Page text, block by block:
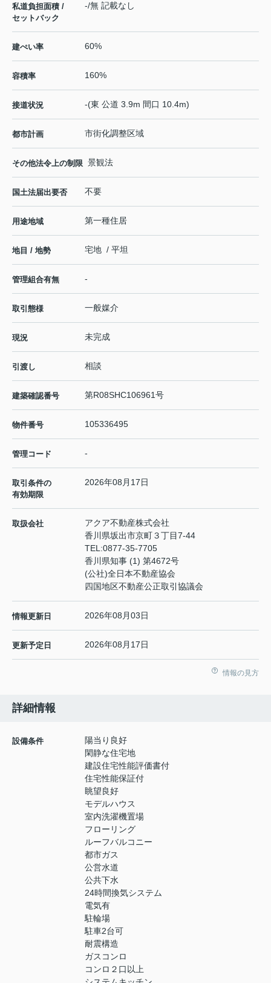
私道負担面積 /
セットバック
-/無 記載なし
建ぺい率 60%
容積率 160%
接道状況 -(東 公道 3.9m 間口 10.4m)
都市計画 市街化調整区域
その他法令上の制限 景観法
国土法届出要否 不要
用途地域 第一種住居
地目 / 地勢 宅地 / 平坦
管理組合有無 -
取引態様 一般媒介
現況 未完成
引渡し 相談
建築確認番号 第R08SHC106961号
物件番号 105336495
管理コード -
取引条件の
有効期限
2026年08月17日
取扱会社
アクア不動産株式会社
香川県坂出市京町３丁目7-44
TEL:0877-35-7705
香川県知事 (1) 第4672号
(公社)全日本不動産協会
四国地区不動産公正取引協議会
情報更新日 2026年08月03日
更新予定日 2026年08月17日
情報の見方
詳細情報
設備条件
陽当り良好
閑静な住宅地
建設住宅性能評価書付
住宅性能保証付
眺望良好
モデルハウス
室内洗濯機置場
フローリング
ルーフバルコニー
都市ガス
公営水道
公共下水
24時間換気システム
電気有
駐輪場
駐車2台可
耐震構造
ガスコンロ
コンロ２口以上